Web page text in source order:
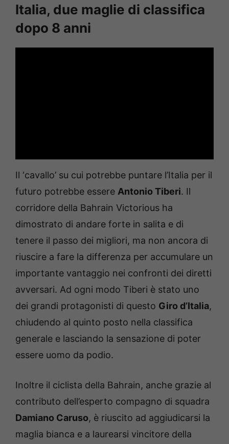
Italia, due maglie di classifica
dopo 8 anni
Il ‘cavallo’ su cui potrebbe puntare l’Italia per il
futuro potrebbe essere Antonio Tiberi. Il
corridore della Bahrain Victorious ha
dimostrato di andare forte in salita e di
tenere il passo dei migliori, ma non ancora di
riuscire a fare la differenza per accumulare un
importante vantaggio nei confronti dei diretti
avversari. Ad ogni modo Tiberi è stato uno
dei grandi protagonisti di questo Giro d’Italia,
chiudendo al quinto posto nella classifica
generale e lasciando la sensazione di poter
essere uomo da podio.
Inoltre il ciclista della Bahrain, anche grazie al
contributo dell’esperto compagno di squadra
Damiano Caruso, è riuscito ad aggiudicarsi la
maglia bianca e a laurearsi vincitore della